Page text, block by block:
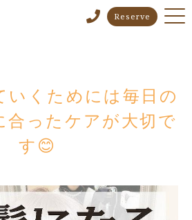
Reserve
いくためには毎日の
合ったケアが大切で
す😊